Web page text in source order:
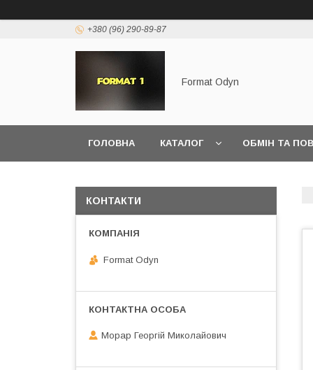
+380 (96) 290-89-87
Format Odyn
ГОЛОВНА КАТАЛОГ ОБМІН ТА
КОНТАКТИ
Format Odyn
Морар Георгій Миколайович